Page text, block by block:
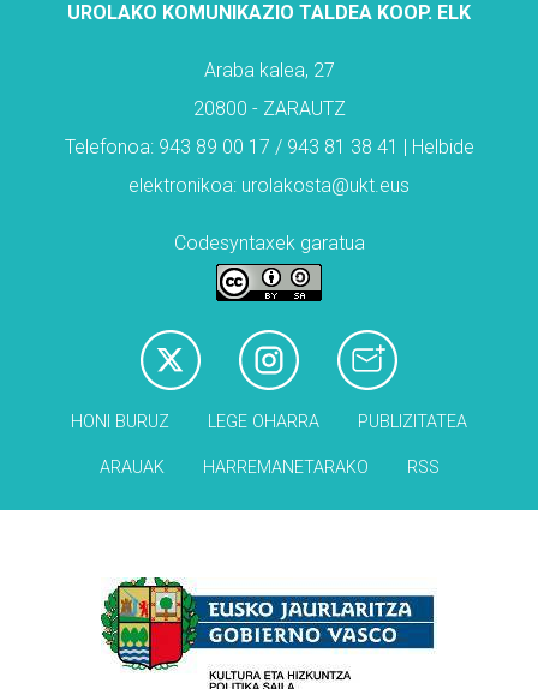
UROLAKO KOMUNIKAZIO TALDEA KOOP. ELK
Araba kalea, 27
20800 - ZARAUTZ
Telefonoa: 943 89 00 17 / 943 81 38 41 | Helbide
elektronikoa: urolakosta@ukt.eus
Codesyntaxek garatua
HONI BURUZ LEGE OHARRA PUBLIZITATEA
ARAUAK HARREMANETARAKO RSS